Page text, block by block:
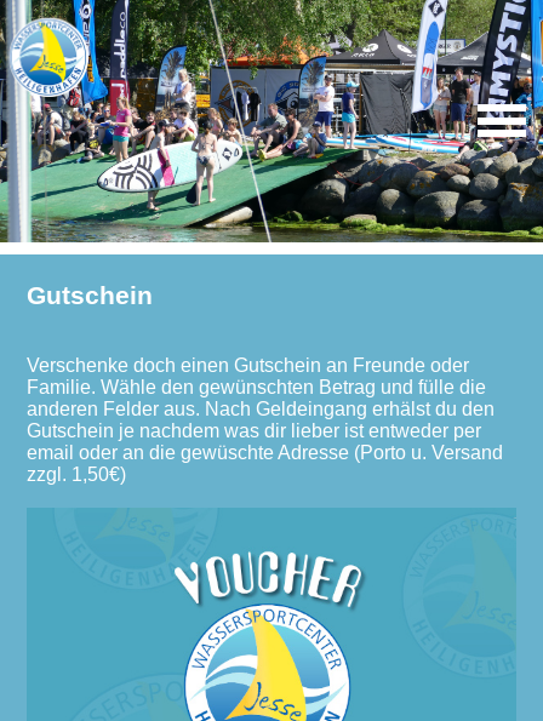
Gutschein
Verschenke doch einen Gutschein an Freunde oder
Familie. Wähle den gewünschten Betrag und fülle die
anderen Felder aus. Nach Geldeingang erhälst du den
Gutschein je nachdem was dir lieber ist entweder per
email oder an die gewüschte Adresse (Porto u. Versand
zzgl. 1,50€)